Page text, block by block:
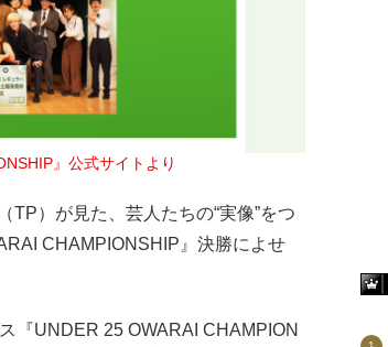
』公式サイトより
）が見た、芸人たちの“実像”をつ
CHAMPIONSHIP』決勝によせ
『UNDER 25 OWARAI CHAMPION